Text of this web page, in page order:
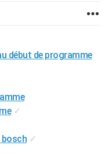
début de programme
✓
bosch ✓